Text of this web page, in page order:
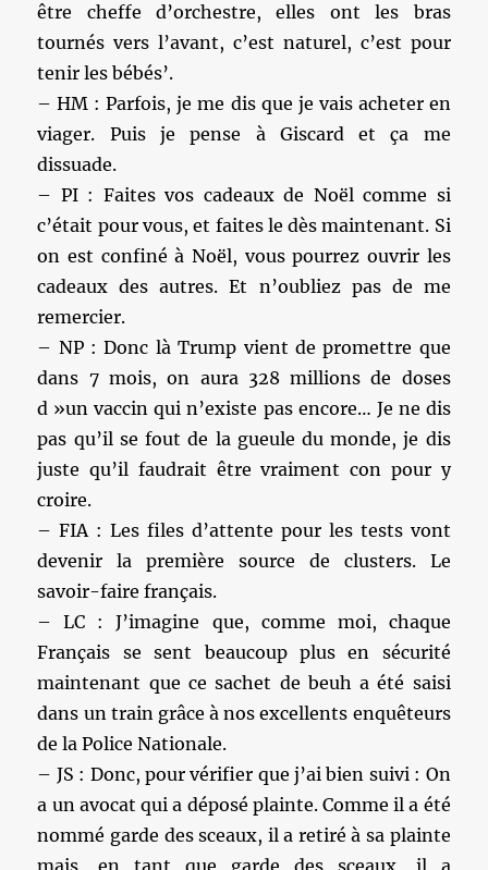
être cheffe d’orchestre, elles ont les bras
tournés vers l’avant, c’est naturel, c’est pour
tenir les bébés’.
– HM : Parfois, je me dis que je vais acheter en
viager. Puis je pense à Giscard et ça me
dissuade.
– PI : Faites vos cadeaux de Noël comme si
c’était pour vous, et faites le dès maintenant. Si
on est confiné à Noël, vous pourrez ouvrir les
cadeaux des autres. Et n’oubliez pas de me
remercier.
– NP : Donc là Trump vient de promettre que
dans 7 mois, on aura 328 millions de doses
d »un vaccin qui n’existe pas encore… Je ne dis
pas qu’il se fout de la gueule du monde, je dis
juste qu’il faudrait être vraiment con pour y
croire.
– FIA : Les files d’attente pour les tests vont
devenir la première source de clusters. Le
savoir-faire français.
– LC : J’imagine que, comme moi, chaque
Français se sent beaucoup plus en sécurité
maintenant que ce sachet de beuh a été saisi
dans un train grâce à nos excellents enquêteurs
de la Police Nationale.
– JS : Donc, pour vérifier que j’ai bien suivi : On
a un avocat qui a déposé plainte. Comme il a été
nommé garde des sceaux, il a retiré à sa plainte